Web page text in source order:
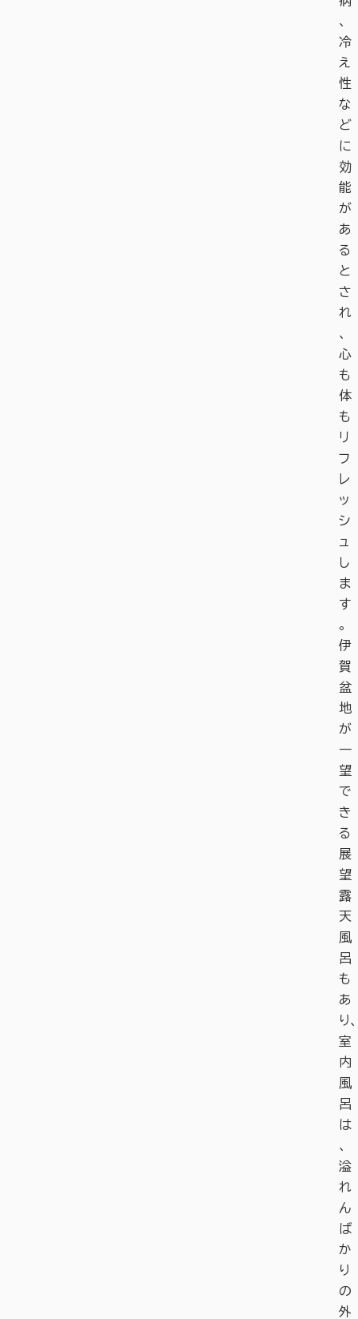
、
冷
え
性
な
ど
に
効
能
が
あ
る
と
さ
れ
、
心
も
体
も
リ
フ
レ
ッ
シ
ュ
し
ま
す
。
伊
賀
盆
地
が
一
望
で
き
る
展
望
露
天
風
呂
も
あ
り、
室
内
風
呂
は
、
溢
れ
ん
ば
か
り
の
外